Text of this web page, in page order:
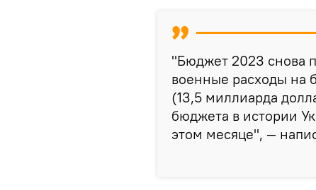
"Бюджет 2023 снова
военные расходы на
(13,5 миллиарда
бюджета в истории
этом месяце", —